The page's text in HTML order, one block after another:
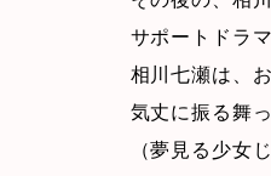
サポートドラ
相川七瀬は、
気丈に振る舞
（夢見る少女